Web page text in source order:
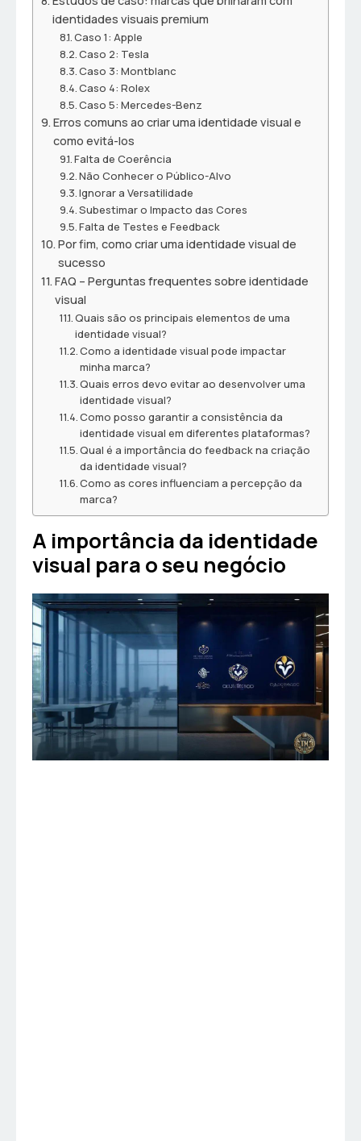
identidades visuais premium
Caso 1: Apple
Caso 2: Tesla
Caso 3: Montblanc
Caso 4: Rolex
Caso 5: Mercedes-Benz
Erros comuns ao criar uma identidade visual e
como evitá-los
Falta de Coerência
Não Conhecer o Público-Alvo
Ignorar a Versatilidade
Subestimar o Impacto das Cores
Falta de Testes e Feedback
Por fim, como criar uma identidade visual de
sucesso
FAQ – Perguntas frequentes sobre identidade
visual
Quais são os principais elementos de uma
identidade visual?
Como a identidade visual pode impactar
minha marca?
Quais erros devo evitar ao desenvolver uma
identidade visual?
Como posso garantir a consistência da
identidade visual em diferentes plataformas?
Qual é a importância do feedback na criação
da identidade visual?
Como as cores influenciam a percepção da
marca?
A importância da identidade
visual para o seu negócio